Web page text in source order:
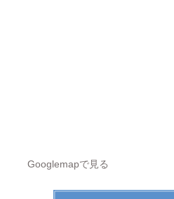
Googlemapで見る